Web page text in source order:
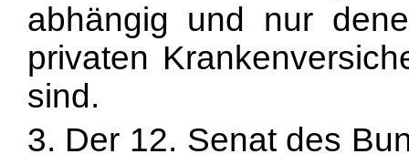
abhängig und nur
privaten
sind.
3. Der 12. Senat des